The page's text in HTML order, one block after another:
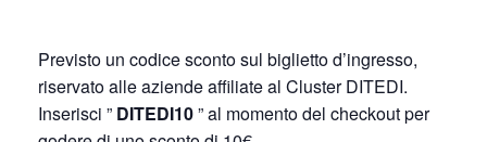
Previsto un codice sconto sul biglietto d’ingresso,
riservato alle aziende affiliate al Cluster DITEDI.
Inserisci ” DITEDI10” al momento del checkout per